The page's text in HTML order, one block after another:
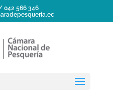
042 566 346